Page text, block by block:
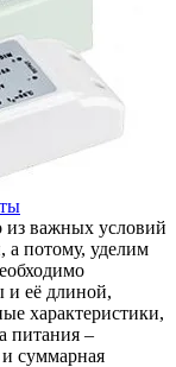
из важных условий
а потому, уделим
и её длиной,
характеристики,
питания –
суммарная